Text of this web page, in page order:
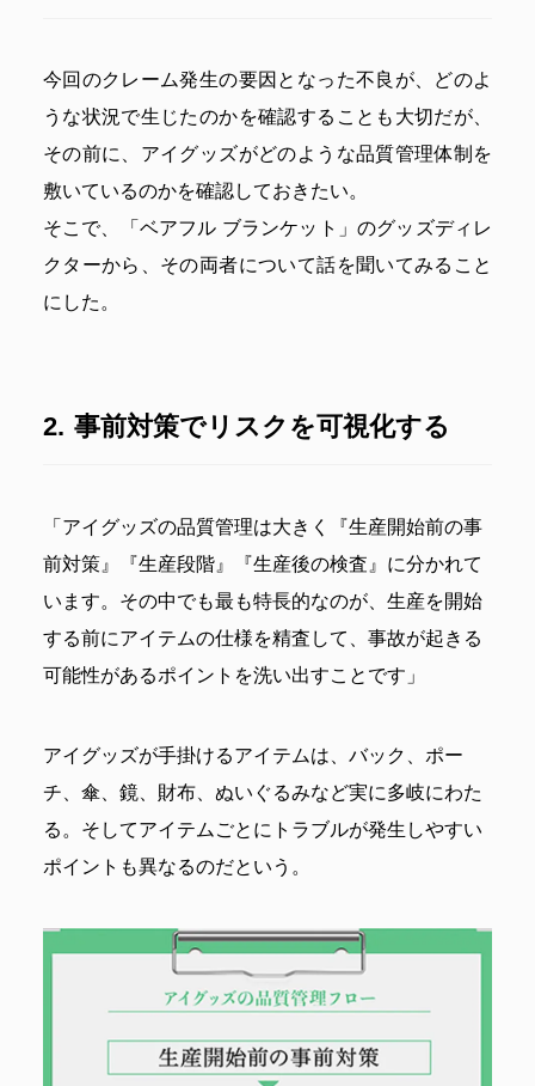
今回のクレーム発生の要因となった不良が、どのよ
うな状況で生じたのかを確認することも大切だが、
その前に、アイグッズがどのような品質管理体制を
敷いているのかを確認しておきたい。
そこで、「ベアフル ブランケット」のグッズディレ
クターから、その両者について話を聞いてみること
にした。
事前対策でリスクを可視化する
「アイグッズの品質管理は大きく『生産開始前の事
前対策』『生産段階』『生産後の検査』に分かれて
います。その中でも最も特長的なのが、生産を開始
する前にアイテムの仕様を精査して、事故が起きる
可能性があるポイントを洗い出すことです」
アイグッズが手掛けるアイテムは、バック、ポー
チ、傘、鏡、財布、ぬいぐるみなど実に多岐にわた
る。そしてアイテムごとにトラブルが発生しやすい
ポイントも異なるのだという。